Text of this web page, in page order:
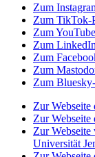
Zum
Zum TikTok-
Zum
Zum
Zum
Zum
Zum
Zur
Zur Webseite
Zur
Universität